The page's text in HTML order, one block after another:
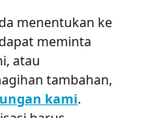
menentukan ke
meminta
atau
tambahan,
kami.